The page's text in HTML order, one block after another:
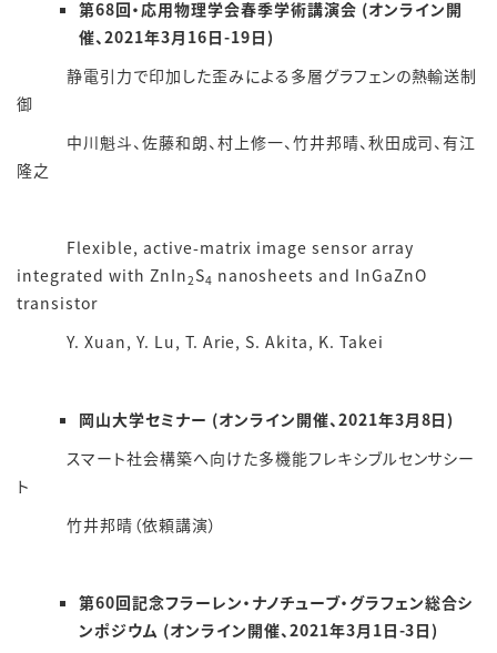
第68回・応用物理学会春季学術講演会 (オンライン開
催、2021年3月16日-19日)
静電引力で印加した歪みによる多層グラフェンの熱輸送制
御
中川魁斗、佐藤和朗、村上修一、竹井邦晴、秋田成司、有江
隆之
Flexible, active-matrix image sensor array
integrated with ZnIn2 S4 nanosheets and InGaZnO
transistor
Y. Xuan, Y. Lu, T. Arie, S. Akita, K. Takei
岡山大学セミナー (オンライン開催、2021年3月8日)
スマート社会構築へ向けた多機能フレキシブルセンサシー
ト
竹井邦晴（依頼講演）
第60回記念フラーレン・ナノチューブ・グラフェン総合シ
ンポジウム (オンライン開催、2021年3月1日-3日)